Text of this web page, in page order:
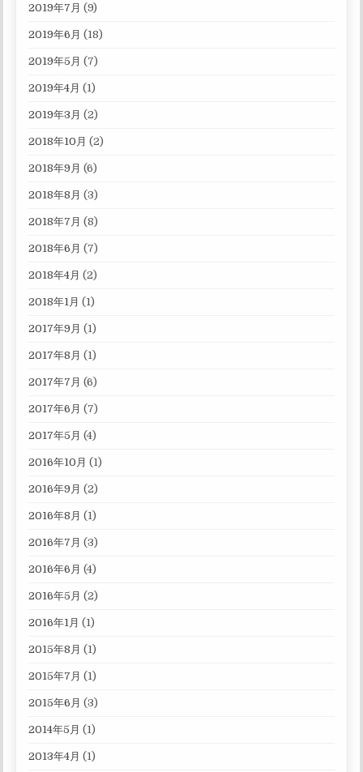
2019年7月 (9)
2019年6月 (18)
2019年5月 (7)
2019年4月 (1)
2019年3月 (2)
2018年10月 (2)
2018年9月 (6)
2018年8月 (3)
2018年7月 (8)
2018年6月 (7)
2018年4月 (2)
2018年1月 (1)
2017年9月 (1)
2017年8月 (1)
2017年7月 (6)
2017年6月 (7)
2017年5月 (4)
2016年10月 (1)
2016年9月 (2)
2016年8月 (1)
2016年7月 (3)
2016年6月 (4)
2016年5月 (2)
2016年1月 (1)
2015年8月 (1)
2015年7月 (1)
2015年6月 (3)
2014年5月 (1)
2013年4月 (1)